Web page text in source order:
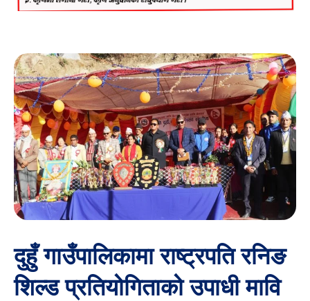
दुहुँ गाउँपालिकामा राष्ट्रपति रनिङ
शिल्ड प्रतियोगिताको उपाधी मावि